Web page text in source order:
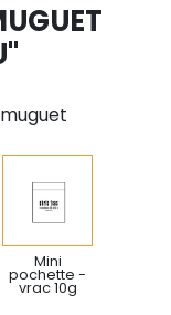
Mini
pochette -
vrac 10g